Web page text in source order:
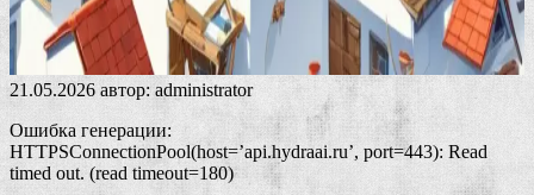
21.05.2026 автор: administrator
Ошибка генерации:
HTTPSConnectionPool(host=’api.hydraai.ru’, port=443): Read
timed out. (read timeout=180)